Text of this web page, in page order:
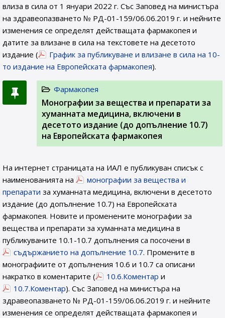
влиза в сила от 1 януари 2022 г. Със Заповед на министъра
на здравеопазването № РД-01-159/06.06.2019 г. и нейните
изменения се определят действащата фармакопея и
датите за влизане в сила на текстовете на десетото
издание (
График за публикуване и влизане в сила на 10-
то издание на Европейската фармакопея).
Фармакопея
Монографии за вещества и препарати за
хуманната медицина, включени в
десетото издание (до допълнение 10.7)
на Европейската фармакопея
На интернет страницата на ИАЛ e публикуван списък с
наименованията на
монографии за вещества и
препарати за хуманната медицина, включени в десетото
издание (до допълнение 10.7) на Европейската
фармакопея. Новите и променените монографии за
вещества и препарати за хуманната медицина в
публикуваните 10.1-10.7 допълнения са посочени в
съдържанието на допълнение 10.7. Промените в
монографиите от допълнения 10.6 и 10.7 са описани
накратко в коментарите (
10.6.Коментар и
10.7.Коментар). Със Заповед на министъра на
здравеопазването № РД-01-159/06.06.2019 г. и нейните
изменения се определят действащата фармакопея и